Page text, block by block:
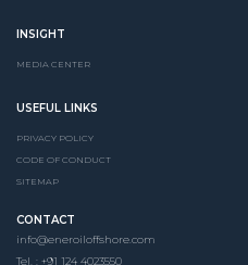
INSIGHT
MEDIA CENTER
USEFUL LINKS
PRIVACY POLICY
CODE OF CONDUCT
SITEMAP
CONTACT
info@eneroiloffshore.com
Tel. : +91 124 4023550